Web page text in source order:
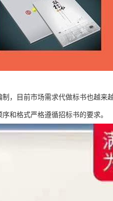
，目前市场需求代做标书也越来
和格式严格遵循招标书的要求。